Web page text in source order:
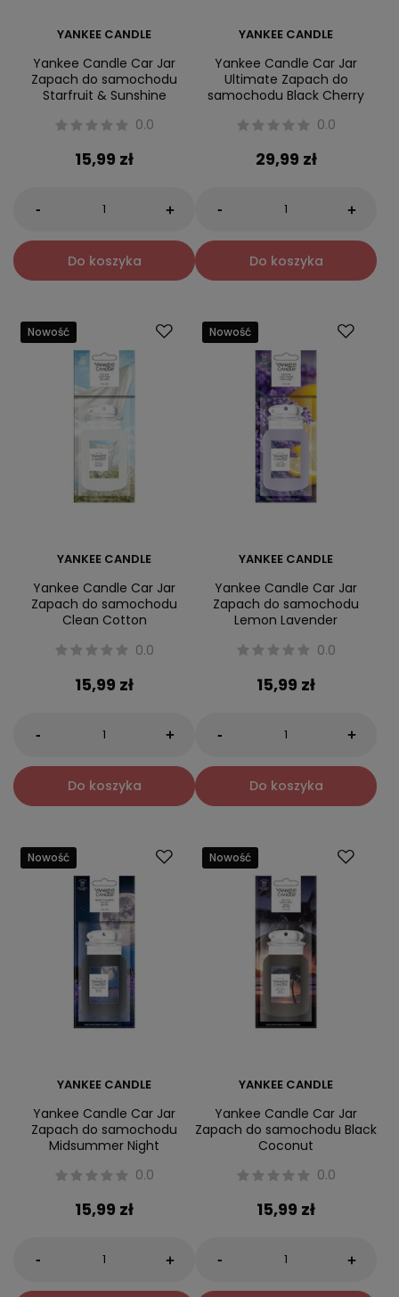
YANKEE CANDLE
Yankee Candle Car Jar
Zapach do samochodu
Starfruit & Sunshine
0.0
15,99 zł
- +
Do koszyka
YANKEE CANDLE
Yankee Candle Car Jar
Ultimate Zapach do
samochodu Black Cherry
0.0
29,99 zł
- +
Do koszyka
Nowość
YANKEE CANDLE
Yankee Candle Car Jar
Zapach do samochodu
Clean Cotton
0.0
15,99 zł
- +
Do koszyka
Nowość
YANKEE CANDLE
Yankee Candle Car Jar
Zapach do samochodu
Lemon Lavender
0.0
15,99 zł
- +
Do koszyka
Nowość
YANKEE CANDLE
Yankee Candle Car Jar
Zapach do samochodu
Midsummer Night
0.0
15,99 zł
- +
Nowość
YANKEE CANDLE
Yankee Candle Car Jar
Zapach do samochodu Black
Coconut
0.0
15,99 zł
- +